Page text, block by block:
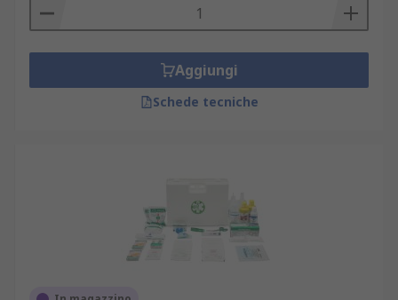
Aggiungi
Schede tecniche